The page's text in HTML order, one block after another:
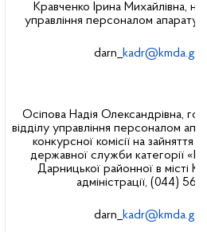
Кравченко Ірина Михайлівна,
управління персоналом
darn_
Осіпова Надія Олександрівна,
відділу управління персоналом
конкурсної комісії на зайняття
державної служби категорії
Дарницької районної в місті
адміністрації, (044)
darn_